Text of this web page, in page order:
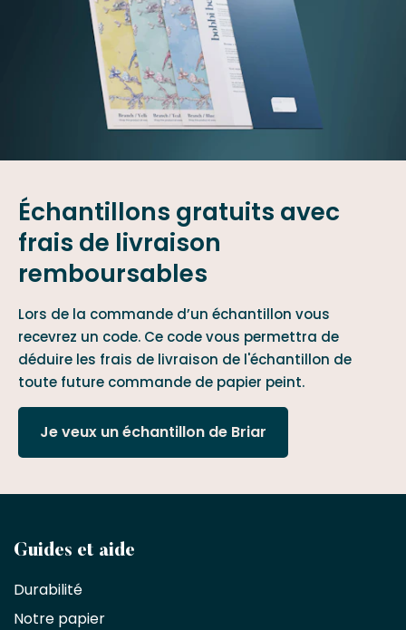
Échantillons gratuits avec
frais de livraison
remboursables
Lors de la commande d’un échantillon vous
recevrez un code. Ce code vous permettra de
déduire les frais de livraison de l'échantillon de
toute future commande de papier peint.
Je veux un échantillon de Briar
Devenez
partenaire
commercial
Guides et aide
Durabilité
Notre papier